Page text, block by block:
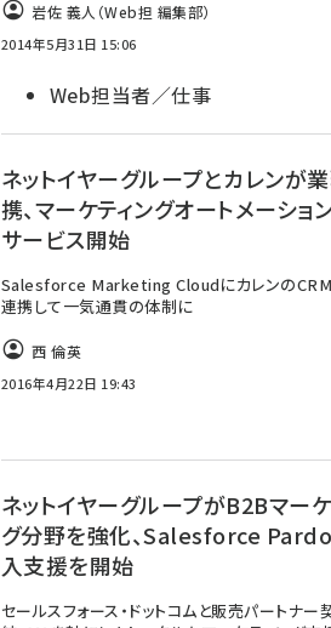
岩佐 義人（Web担 編集部）
2014年5月31日 15:06
Web担当者／仕事
ネットイヤーグループとカレンが
携、マーケティングオートメーショ
サービス開始
Salesforce Marketing Cloudにカレンの
連携して一気通貫の体制に
西 倫英
2016年4月22日 19:43
ネットイヤーグループがB2Bマー
グ分野を強化、Salesforce
入支援を開始
セールスフォース・ドットコムと販売パートナー